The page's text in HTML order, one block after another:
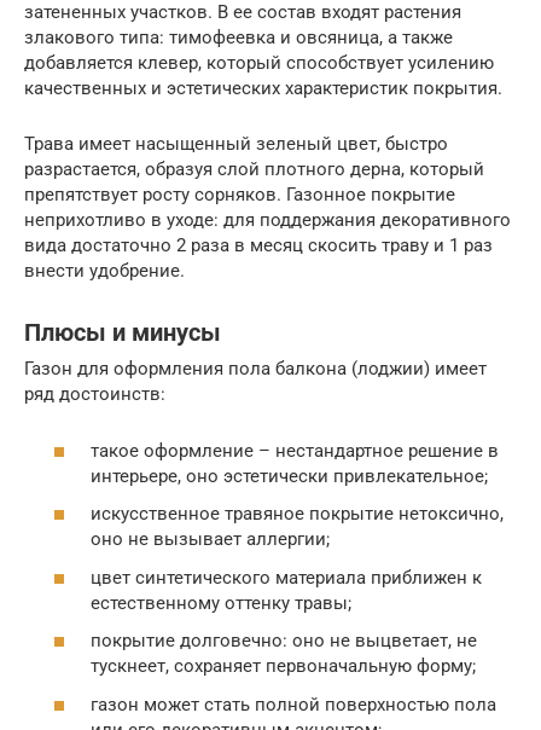
затененных участков. В ее состав входят растения
злакового типа: тимофеевка и овсяница, а также
добавляется клевер, который способствует усилению
качественных и эстетических характеристик покрытия.
Трава имеет насыщенный зеленый цвет, быстро
разрастается, образуя слой плотного дерна, который
препятствует росту сорняков. Газонное покрытие
неприхотливо в уходе: для поддержания декоративного
вида достаточно 2 раза в месяц скосить траву и 1 раз
внести удобрение.
Плюсы и минусы
Газон для оформления пола балкона (лоджии) имеет
ряд достоинств:
такое оформление – нестандартное решение в
интерьере, оно эстетически привлекательное;
искусственное травяное покрытие нетоксично,
оно не вызывает аллергии;
цвет синтетического материала приближен к
естественному оттенку травы;
покрытие долговечно: оно не выцветает, не
тускнеет, сохраняет первоначальную форму;
газон может стать полной поверхностью пола